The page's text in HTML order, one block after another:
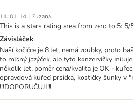
14. 01. 14 | Zuzana
This is a stars rating area from zero to 5: 5/
Závisláček
Naší kočičce je 8 let, nemá zoubky, proto
to mlsný jazýček, ale tyto konzervičky
několik let, poměr cena/kvalita je OK -
opravdová kuřecí prsíčka, kostičky šunky v
!!!DOPORUČUJI!!!